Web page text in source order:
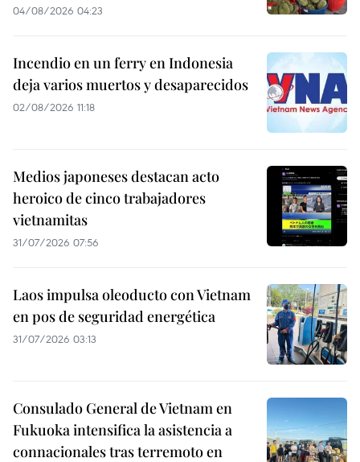
04/08/2026 04:23
Incendio en un ferry en Indonesia
deja varios muertos y desaparecidos
02/08/2026 11:18
Medios japoneses destacan acto
heroico de cinco trabajadores
vietnamitas
31/07/2026 07:56
Laos impulsa oleoducto con Vietnam
en pos de seguridad energética
31/07/2026 03:13
Consulado General de Vietnam en
Fukuoka intensifica la asistencia a
connacionales tras terremoto en